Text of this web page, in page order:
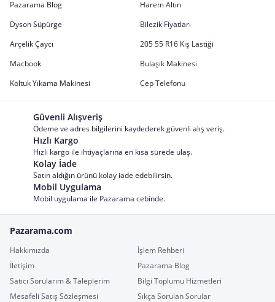
Pazarama Blog
Harem Altın
Dyson Süpürge
Bilezik Fiyatları
Arçelik Çaycı
205 55 R16 Kış Lastiği
Macbook
Bulaşık Makinesi
Koltuk Yıkama Makinesi
Cep Telefonu
Güvenli Alışveriş
Ödeme ve adres bilgilerini kaydederek güvenli alış veriş.
Hızlı Kargo
Hızlı kargo ile ihtiyaçlarına en kısa sürede ulaş.
Kolay İade
Satın aldığın ürünü kolay iade edebilirsin.
Mobil Uygulama
Mobil uygulama ile Pazarama cebinde.
Pazarama.com
Hakkımızda
İşlem Rehberi
İletişim
Pazarama Blog
Satıcı Sorularım & Taleplerim
Bilgi Toplumu Hizmetleri
Mesafeli Satış Sözleşmesi
Sıkça Sorulan Sorular